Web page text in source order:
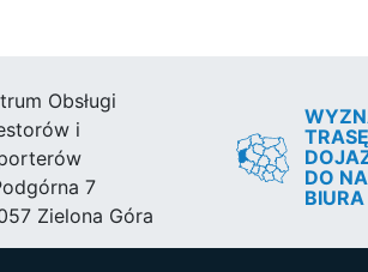
Obsługi
i
7
Zielona Góra
TRASĘ
DO
BIURA